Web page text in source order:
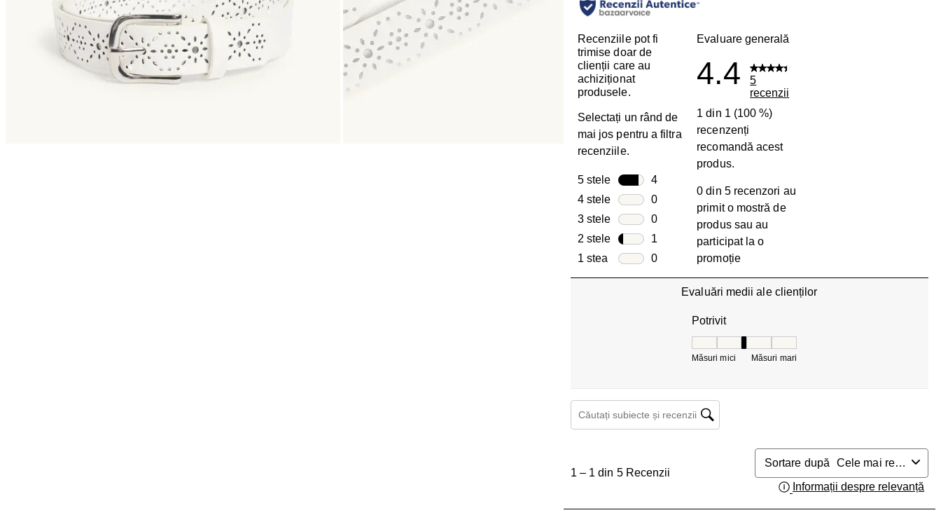
Recenziile pot fi
trimise doar de
clienții care au
achiziționat
produsele.
Selectați un rând de
mai jos pentru a filtra
recenziile.
5 stele stele
4
4 recenzii cu 5 stele.
4 stele stele
0
0 recenzii cu 4 stele.
3 stele stele
0
0 recenzii cu 3 stele.
2 stele stele
1
1 recenzie cu 2 stele.
1 stea stele
0
0 recenzii cu 1 stea.
Evaluare generală
4.4
5
recenzii
1 din 1 (100 %)
recenzenți
recomandă acest
produs.
0 din 5 recenzori au
primit o mostră de
produs sau au
participat la o
promoție
Evaluări medii ale clienților
Potrivit
Măsuri mici Măsuri mari
Căutați subiecte și recenzii căutați regiunea
până
1 – 1 din 5 Recenzii
Sortare după
Cele mai relevante
Informații despre relevanță